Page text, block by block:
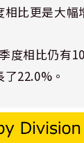
比更是大幅
度相比仍有
22.0%。